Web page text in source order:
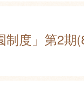
制度」第2期